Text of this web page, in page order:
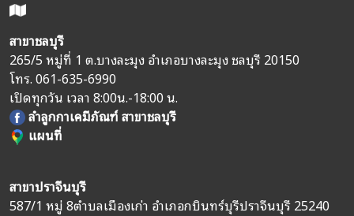
สาขาชลบุรี
265/5 หมู่ที่ 1 ต.บางละมุง อำเภอบางละมุง ชลบุรี 20150
โทร.061-635-6990
เปิดทุกวัน เวลา 8:00น.-18:00 น.
ลำลูกกาเคมีภัณฑ์ สาขาชลบุรี
แผนที่
สาขาปราจีนบุรี
587/1 หมู่ 8ตำบลเมืองเก่า อำเภอกบินทร์บุรีปราจีนบุรี 25240